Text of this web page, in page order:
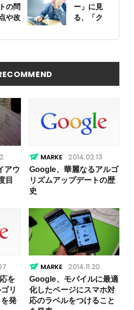
をちゃん
と確認し
の問
や改
概要
ける
ー」に見
る、「ク
ト」の原
アウ
目
2014.02.13
Google、華麗なるアルゴ
リズムアップデートの歴
史
を
リ
発
2014.11.20
Google、モバイルに最適
化したページにスマホ対
応のラベルをつけること